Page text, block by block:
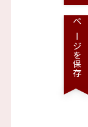
ページを保存